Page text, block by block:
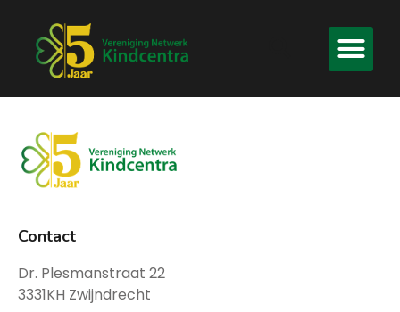
Contact
Dr. Plesmanstraat 22
3331KH Zwijndrecht